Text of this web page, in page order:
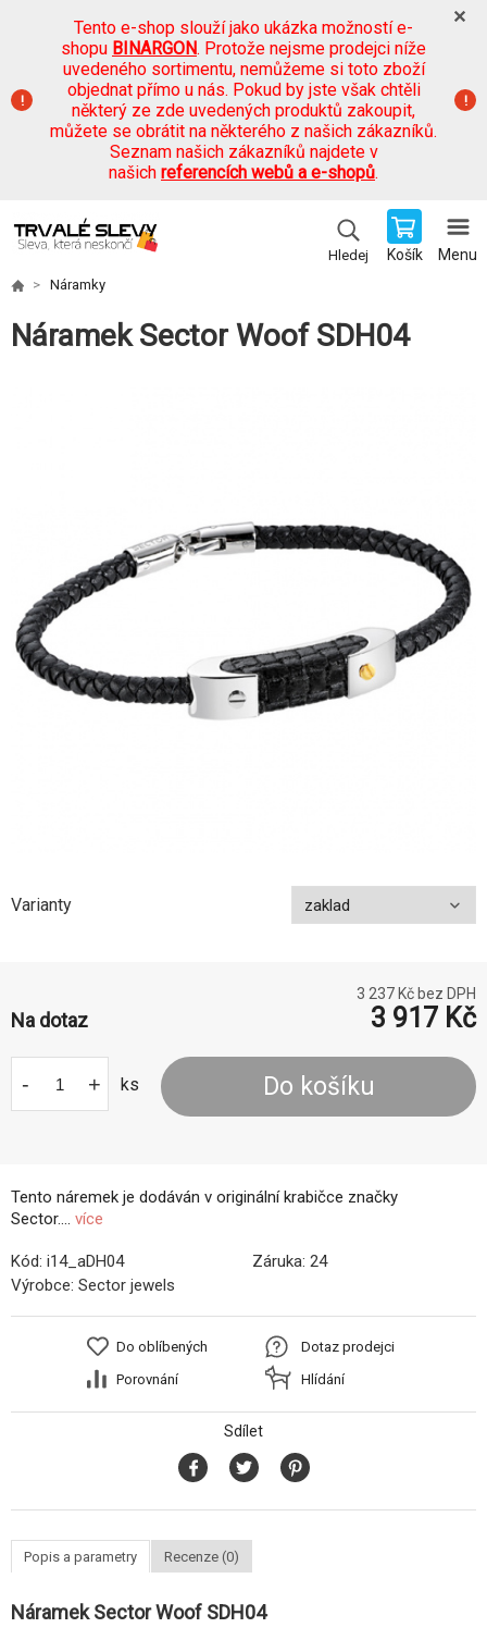
Tento e-shop slouží jako ukázka možností e-
shopu BINARGON. Protože nejsme prodejci níže
uvedeného sortimentu, nemůžeme si toto zboží
objednat přímo u nás. Pokud by jste však chtěli
některý ze zde uvedených produktů zakoupit,
můžete se obrátit na některého z našich zákazníků.
Seznam našich zákazníků najdete v
našich referencích webů a e-shopů.
Hledej Košík Menu
Náramky
Náramek Sector Woof SDH04
Tento náremek je dodáván v originální krabičce značky
Sector.... více
Varianty
3 237 Kč bez DPH
Na dotaz 3 917 Kč
- + ks Do košíku
Kód: i14_aDH04 Záruka: 24
Výrobce: Sector jewels
Do oblíbených
Porovnání
Dotaz prodejci
Hlídání
Sdílet
Popis a parametry Recenze (0)
Náramek Sector Woof SDH04